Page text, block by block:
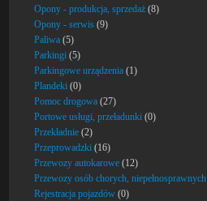
Opony - produkcja, sprzedaż (8)
Opony - serwis (9)
Paliwa (5)
Parkingi (5)
Parkingowe urządzenia (1)
Plandeki (0)
Pomoc drogowa (27)
Portowe usługi, przeładunki (0)
Przekładnie (2)
Przeprowadzki (16)
Przewozy autokarowe (12)
Przewozy osób chorych, niepełnosprawnych
Rejestracja pojazdów (0)